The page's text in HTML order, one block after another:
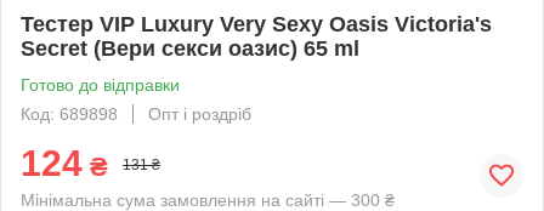
Тестер VIP Luxury Very Sexy Oasis Victoria's
Secret (Вери секси оазис) 65 ml
Готово до відправки
Код: 689898
Опт і роздріб
124 ₴ 131 ₴
Мінімальна сума замовлення на сайті — 300 ₴